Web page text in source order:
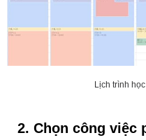
Lịch trình
2. Chọn công việc